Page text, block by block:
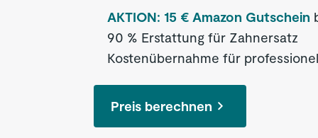
AKTION: 15 € Amazon Gutschein
90 % Erstattung für Zahnersatz
Kostenübernahme für
Preis berechnen